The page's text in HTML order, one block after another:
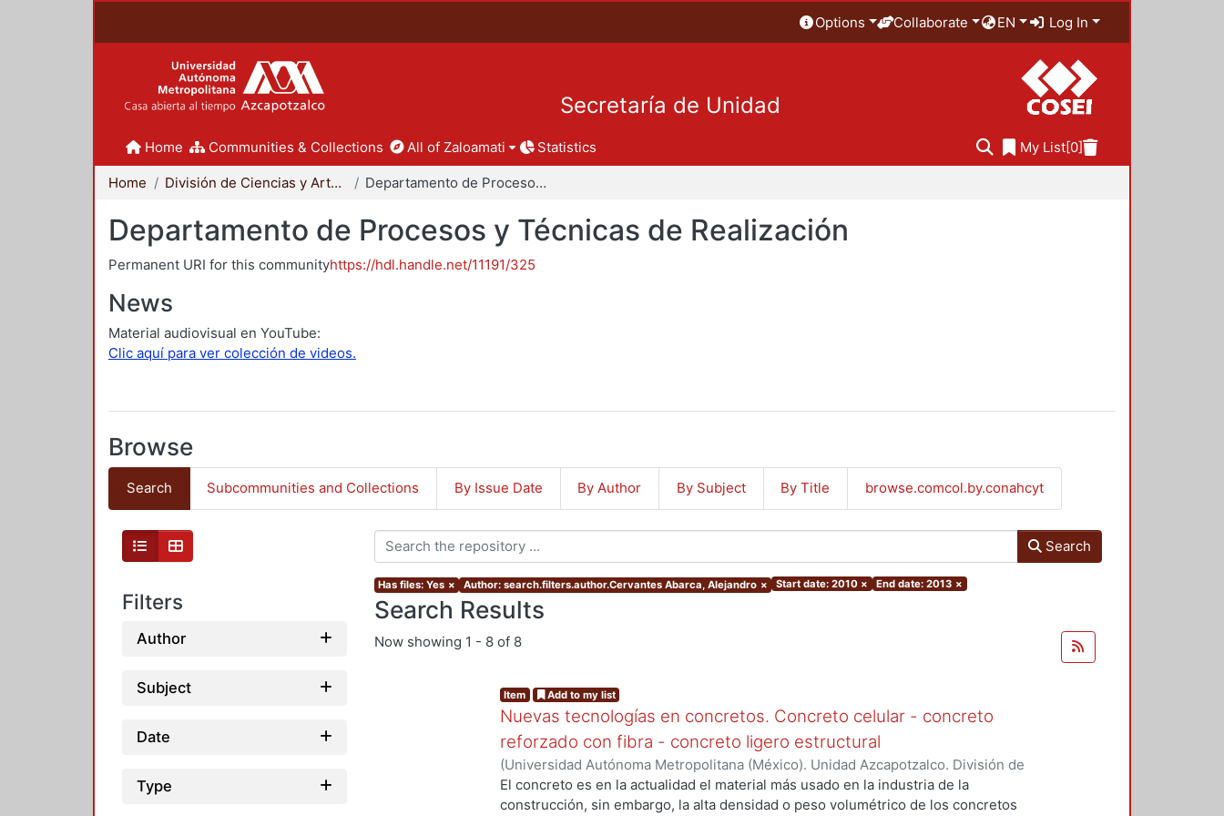
Options Collaborate EN Log In
Secretaría de Unidad
Home Communities & Collections All of Zaloamati Statistics My List[0]
Home División de Ciencias y Artes para el Diseño Departamento de Procesos y Técnicas de Realización
Departamento de Procesos y Técnicas de Realización
Permanent URI for this communityhttps://hdl.handle.net/11191/325
News
Material audiovisual en YouTube:
Clic aquí para ver colección de videos.
Browse
Search Subcommunities and Collections By Issue Date By Author By Subject By Title browse.comcol.by.conahcyt
Filters
Author
Subject
Date
Type
Search
Has files: Yes × Author: search.filters.author.Cervantes Abarca, Alejandro × Start date: 2010 × End date: 2013 ×
Search Results
Now showing 1 - 8 of 8
Item Add to my list
Nuevas tecnologías en concretos. Concreto celular - concreto
reforzado con fibra - concreto ligero estructural
(Universidad Autónoma Metropolitana (México). Unidad Azcapotzalco. División de
Ciencias y Artes para el Diseño. Departamento de Procesos y Técnicas de
Realización.,2010-11)Cervantes Abarca, Alejandro
El concreto es en la actualidad el material más usado en la industria de la
construcción, sin embargo, la alta densidad o peso volumétrico de los concretos